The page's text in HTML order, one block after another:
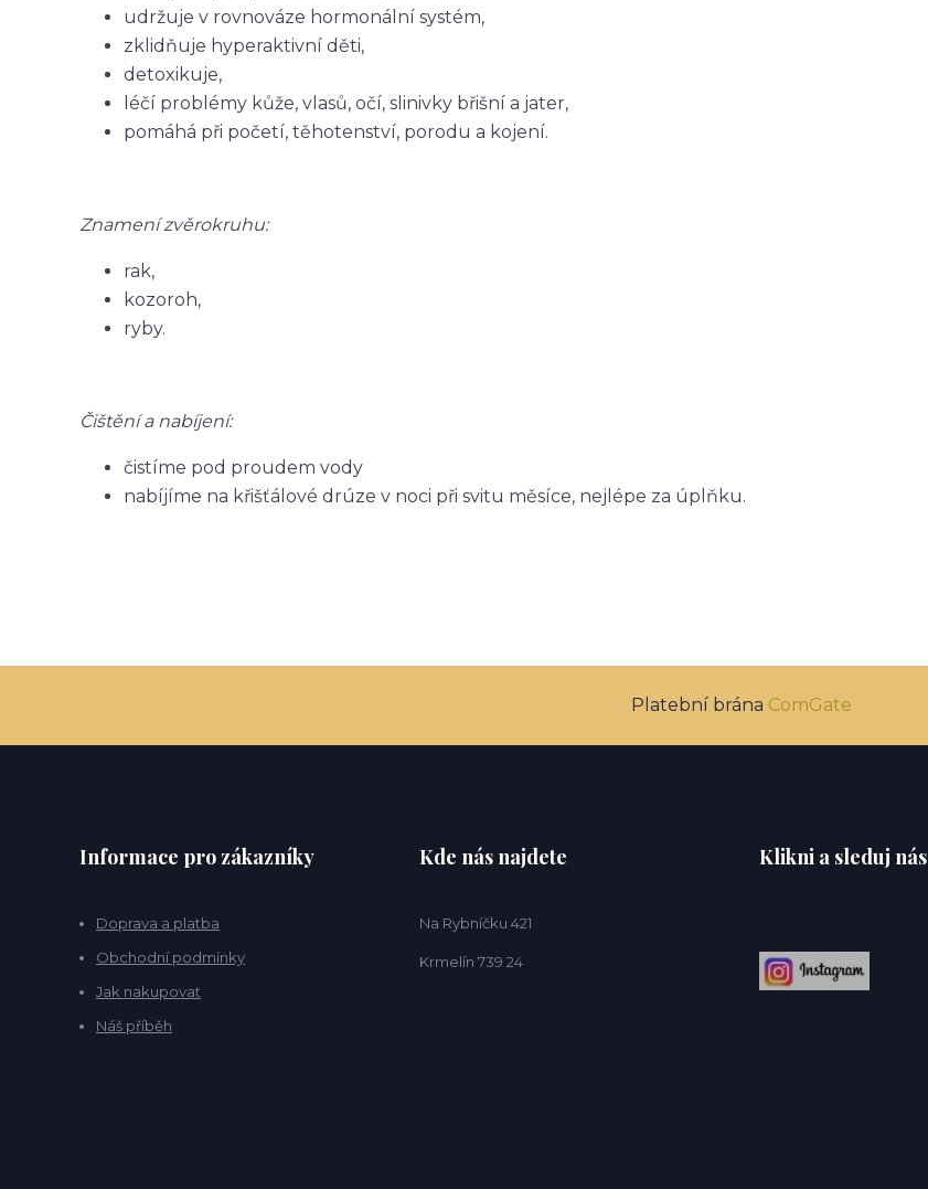
udržuje v rovnováze hormonální systém,
zklidňuje hyperaktivní děti,
detoxikuje,
léčí problémy kůže, vlasů, očí, slinivky břišní a jater,
pomáhá při početí, těhotenství, porodu a kojení.
Znamení zvěrokruhu:
rak,
kozoroh,
ryby.
Čištění a nabíjení:
čistíme pod proudem vody
nabíjíme na křišťálové drúze v noci při svitu měsíce, nejlépe za úplňku.
Platební brána ComGate
Informace pro zákazníky
Doprava a platba
Obchodní podmínky
Jak nakupovat
Náš příběh
Kde nás najdete
Na Rybníčku 421
Krmelín 739 24
Klikni a sleduj nás